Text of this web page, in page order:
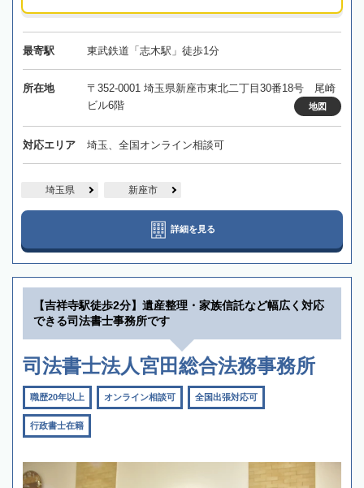
最寄駅 東武鉄道「志木駅」徒歩1分
所在地
〒352-0001 埼玉県新座市東北二丁目30番18号 尾崎
ビル6階
地図
対応エリア 埼玉、全国オンライン相談可
埼玉県 新座市
詳細を見る
【吉祥寺駅徒歩2分】遺産整理・家族信託など幅広く対応
できる司法書士事務所です
司法書士法人宮田総合法務事務所
職歴20年以上 オンライン相談可 全国出張対応可
行政書士在籍